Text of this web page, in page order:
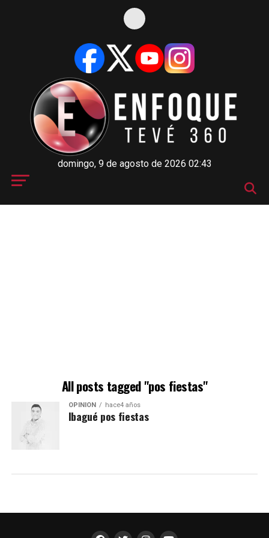
domingo, 9 de agosto de 2026 02:43
All posts tagged "pos fiestas"
OPINIÓN hace4 años
Ibagué pos fiestas